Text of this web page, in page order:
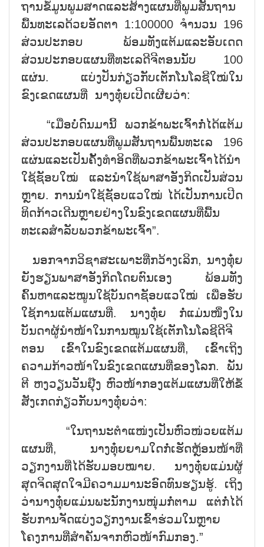
ຖານຂໍ້ມູນພູມສາດແລະສ້າງແຜນທີ່ພູມສັນຖານ
ພື້ນທະເລດ້ວຍອັດຕາ 1:100000 ຈຳນວນ 196
ສ່ວນປະກອບ ພ້ອມທັງແຕ້ມແລະອັບເດດ
ສ່ວນປະກອບແຜນທີ່ທະເລດີຈີຕອນນັບ 100
ແຜ່ນ. ແບ່ງປັນກ່ຽວກັບເຕັກໂນໂລຊີໃໝ່ໃນ
ຂົງເຂດແຜນທີ່ ນາງທຸ໋ຍເປີດເຜີຍວ່າ:
“ເມື່ອບໍ່ດົນມານີ້ ພວກຂ້າພະເຈົ້າກໍ່ໄດ້ແຕ້ມ
ສ່ວນປະກອບແຜນທີ່ພູມສັນຖານພື້ນທະເລ 196
ແຜ່ນແລະເປັນຄັ້ງທຳອິດທີ່ພວກຂ້າພະເຈົ້າໄດ້ນຳ
ໃຊ້ຊັອບໃໝ່ ແລະນຳໃຊ້ພາສາອັງກິດເປັນສ່ວນ
ຫຼາຍ. ການນຳໃຊ້ຊັອບແວໃໝ່ ໄດ້ເປັນການເປີດ
ທິດກ້າວເດີນຫຼາຍຢ່າງໃນຂົງເຂດແຜນທີ່ພື້ນ
ທະເລສຳລັບພວກຂ້າພະເຈົ້າ”.
ນອກຈາກວິຊາສະເພາະທີ່ກວ້າງເລິກ, ນາງທຸ໋ຍ
ຍັງຮຽນພາສາອັງກິດໂດຍຕົນເອງ ພ້ອມທັງ
ຄົ້ນຫາແລະໝູນໃຊ້ບັນດາຊັອບແວໃໝ່ ເພື່ອຮັບ
ໃຊ້ການແຕ້ມແຜນທີ່. ນາງທຸ໋ຍ ກໍ່ແມ່ນໜຶ່ງໃນ
ບັນດາຜູ້ນຳໜ້າໃນການໝູນໃຊ້ເຕັກໂນໂລຊີດີຈີ
ຕອນ ເຂົ້າໃນຂົງເຂດແຕ້ມແຜນທີ່, ເຂົ້າເຖິງ
ຄວາມກ້າວໜ້າໃນຂົງເຂດແຜນທີ່ຂອງໂລກ. ພັນ
ຕີ ຫງວຽນວັນຢຸ໊ງ ຫົວໜ້າກອງແຕ້ມແຜນທີ່ໃຫ້ຂໍ້
ສັງເກດກ່ຽວກັບນາງທຸ໋ຍວ່າ:
“ໃນຖານະຕຳແໜ່ງເປັນຫົວໜ່ວຍແຕ້ມ
ແຜນທີ່, ນາງທຸ໋ຍຍາມໃດກໍ່ເຮັດຫຼ້ອນໜ້າທີ່
ວຽກງານທີ່ໄດ້ຮັບມອບໝາຍ. ນາງທຸ໋ຍແມ່ນຜູ້
ສຸດຈິດສຸດໃຈມີຄວາມມານະອົດທົນຮຽນຮູ້. ເຖິງ
ວ່ານາງທຸ໋ຍແມ່ນພະນັກງານໜຸ່ມກໍ່ຕາມ ແຕ່ກໍ່ໄດ້
ຮັບການຈັດແບ່ງວຽກງານເຂົ້າຮ່ວມໃນຫຼາຍ
ໂຄງການທີ່ສຳຄັນຈາກຫົວໜ້າກົມກອງ.”